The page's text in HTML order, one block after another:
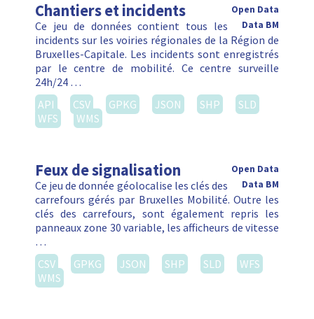
Chantiers et incidents
Open Data
Data BM
Ce jeu de données contient tous les
incidents sur les voiries régionales de la Région de
Bruxelles-Capitale. Les incidents sont enregistrés
par le centre de mobilité. Ce centre surveille
24h/24 …
API
CSV GPKG JSON SHP
SLD
WFS
WMS
Feux de signalisation
Open Data
Data BM
Ce jeu de donnée géolocalise les clés des
carrefours gérés par Bruxelles Mobilité. Outre les
clés des carrefours, sont également repris les
panneaux zone 30 variable, les afficheurs de vitesse
…
CSV
GPKG JSON SHP SLD
WFS
WMS